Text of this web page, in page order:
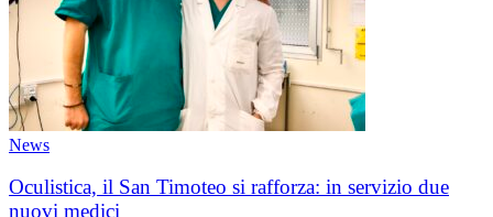
News
Oculistica, il San Timoteo si rafforza: in servizio due
nuovi medici